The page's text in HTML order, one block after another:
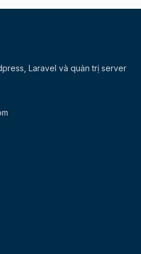
Laravel và quản trị server